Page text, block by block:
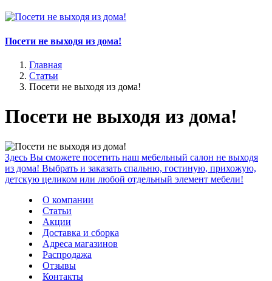
Посети не выходя из дома!
Главная
Статьи
Посети не выходя из дома!
Посети не выходя из дома!
Здесь Вы сможете посетить наш мебельный салон не выходя
из дома! Выбрать и заказать спальню, гостиную, прихожую,
детскую целиком или любой отдельный элемент мебели!
О компании
Статьи
Акции
Доставка и сборка
Адреса магазинов
Распродажа
Отзывы
Контакты